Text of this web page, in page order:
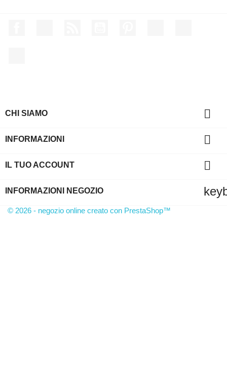
CHI SIAMO 
INFORMAZIONI 
IL TUO ACCOUNT 
INFORMAZIONI NEGOZIO
© 2026 - negozio online creato con PrestaShop™